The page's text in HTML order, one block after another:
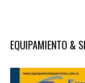
EQUIPAMIENTO &